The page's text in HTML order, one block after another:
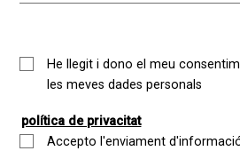
He llegit i dono el meu
les meves dades personals
política de privacitat
Accepto l'enviament